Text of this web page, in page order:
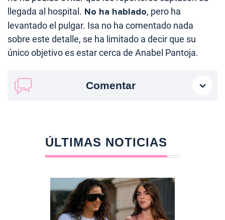
llegada al hospital. No ha hablado, pero ha
levantado el pulgar. Isa no ha comentado nada
sobre este detalle, se ha limitado a decir que su
único objetivo es estar cerca de Anabel Pantoja.
Comentar
ÚLTIMAS NOTICIAS